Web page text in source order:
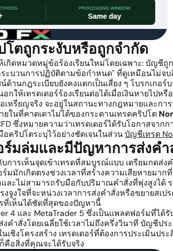
ตถูกระงับหรือถูกจำกัด
เกิดหมวดหมู่ข้อร้องเรียนใหม่โดยเฉพาะ: บัญ
ะบวนการปฏิบัติตามข้อกำหนด" ที่ดูเหมือนไม่จ
านกฎระเบียบยังคงแตกเป็นเสี่ยง ๆ โบรกเกอ
ให้เทรดเดอร์ร้องเรียนต่อได้เมื่อเงินหายไปห
เหรียญจริง จะอยู่ในสถานะทางกฎหมายและก
ในที่คาดเดาไม่ได้ของกระดานเทรดคริปโต
CFD ซึ่งหมายความว่าเทรดเดอร์ได้รับโอกาสจ
อคริปโตระบุไว้อย่างชัดเจนในส่วนบัญชีเทรด
มล่มและมีปัญหาการส่งค
การเห็นจุดเข้าเทรดที่สมบูรณ์แบบ เตรียมกดส่
มมักเกิดตรงช่วงเวลาที่สร้างความเสียหายมา
และไม่สามารถรับมือกับปริมาณคำสั่งที่พุ่งสูงไ
จูงใจที่จะหน่วงเวลาการส่งคำสั่งหรือขยายส
ที่เห็นได้ชัดที่สุดของปัญหานี้
4 และ MetaTrader 5 ซึ่งเป็นแพลตฟอร์มที่
ำสั่งโดยเฉลี่ยใช้เวลาไม่ถึงครึ่งวินาที บัญชีป
ชิงโครงสร้าง เทรดเดอร์ที่ต้องการประเมิน
คือสิ่งที่คุณจะได้รับจริง